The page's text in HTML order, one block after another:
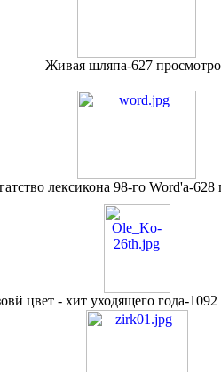
Живая шляпа-627
лексикона 98-го Word'a-628
цвет - хит уходящего года-